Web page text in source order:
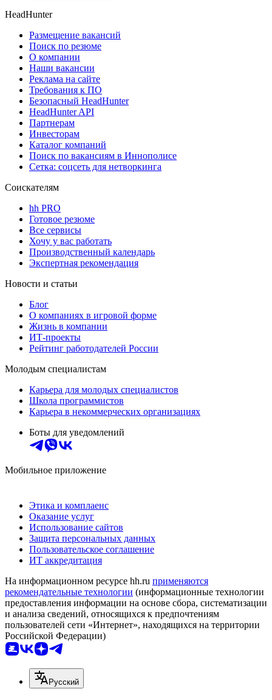
HeadHunter
Размещение вакансий
Поиск по резюме
О компании
Наши вакансии
Реклама на сайте
Требования к ПО
Безопасный HeadHunter
HeadHunter API
Партнерам
Инвесторам
Каталог компаний
Поиск по вакансиям в Иннополисе
Сетка: соцсеть для нетворкинга
Соискателям
hh PRO
Готовое резюме
Все сервисы
Хочу у вас работать
Производственный календарь
Экспертная рекомендация
Новости и статьи
Блог
О компаниях в игровой форме
Жизнь в компании
ИТ-проекты
Рейтинг работодателей России
Молодым специалистам
Карьера для молодых специалистов
Школа программистов
Карьера в некоммерческих организациях
Боты для уведомлений
Мобильное приложение
Этика и комплаенс
Оказание услуг
Использование сайтов
Защита персональных данных
Пользовательское соглашение
ИТ аккредитация
На информационном ресурсе hh.ru применяются
рекомендательные технологии (информационные технологии
предоставления информации на основе сбора, систематизации
и анализа сведений, относящихся к предпочтениям
пользователей сети «Интернет», находящихся на территории
Российской Федерации)
Русский